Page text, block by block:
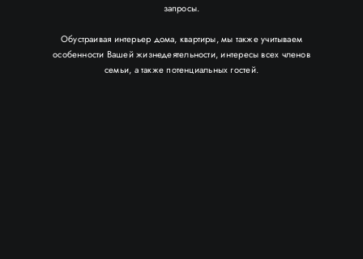
запросы.
Обустраивая интерьер дома, квартиры, мы также учитываем
особенности Вашей жизнедеятельности, интересы всех членов
семьи, а также потенциальных гостей.